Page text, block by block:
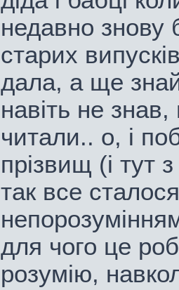
недавно знову
старих
дала, а ще
навіть не
читали.. о, і
прізвищ (і
так все
для чого це
розумію,